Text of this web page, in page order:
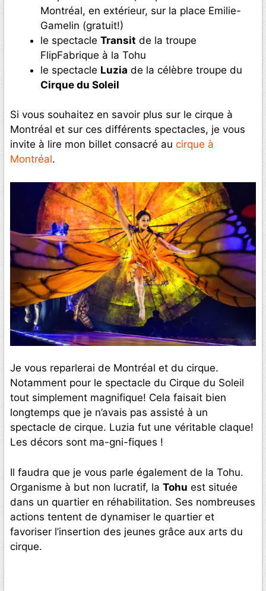
Montréal, en extérieur, sur la place Emilie-
Gamelin (gratuit!)
le spectacle Transit de la troupe
FlipFabrique à la Tohu
le spectacle Luzia de la célèbre troupe du
Cirque du Soleil
Si vous souhaitez en savoir plus sur le cirque à
Montréal et sur ces différents spectacles, je vous
invite à lire mon billet consacré au cirque à
Montréal.
Je vous reparlerai de Montréal et du cirque.
Notamment pour le spectacle du Cirque du Soleil
tout simplement magnifique! Cela faisait bien
longtemps que je n’avais pas assisté à un
spectacle de cirque. Luzia fut une véritable claque!
Les décors sont ma-gni-fiques !
Il faudra que je vous parle également de la Tohu.
Organisme à but non lucratif, la Tohu est située
dans un quartier en réhabilitation. Ses nombreuses
actions tentent de dynamiser le quartier et
favoriser l’insertion des jeunes grâce aux arts du
cirque.